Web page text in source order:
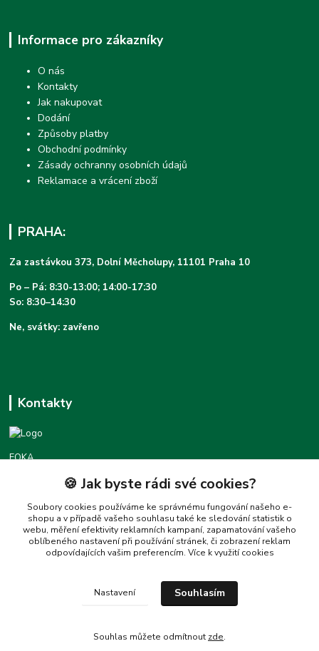
Informace pro zákazníky
O nás
Kontakty
Jak nakupovat
Dodání
Způsoby platby
Obchodní podmínky
Zásady ochranny osobních údajů
Reklamace a vrácení zboží
PRAHA:
Za zastávkou 373, Dolní Měcholupy, 11101 Praha 10
Po – Pá: 8:30-13:00; 14:00-17:30
So: 8:30–14:30
Ne, svátky: zavřeno
Kontakty
FOKA
Podpora foka.cz
+420777455677
(Po-Pá 8:30-16:00)
love@foka.cz
🍪 Jak byste rádi své cookies?
Soubory cookies používáme ke správnému fungování našeho e-
shopu a v případě vašeho souhlasu také ke sledování statistik o
webu, měření efektivity reklamních kampaní, zapamatování vašeho
oblíbeného nastavení při používání stránek, či zobrazení reklam
odpovídajících vašim preferencím. Více k využití cookies
Nastavení Souhlasím
Souhlas můžete odmítnout zde.